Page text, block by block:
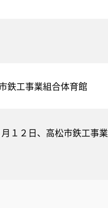
鉄工事業組合体育館
１２日、高松市鉄工事